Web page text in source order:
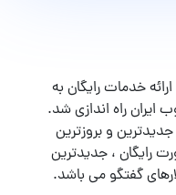
سال ۱۳۸۶ با هدف ارائه خدمات رایگان به
ایران راه اندازی شد.
و بروزترین
رایگان ، جدیدترین
گفتگو می باشد.